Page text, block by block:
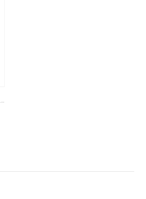
,ΧΙΟΝΟΚΟΥΒΕΡΤΕΣ